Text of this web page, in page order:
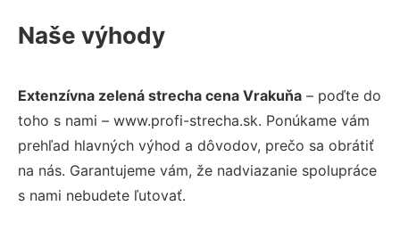
Naše výhody
Extenzívna zelená strecha cena Vrakuňa – poďte do
toho s nami – www.profi-strecha.sk. Ponúkame vám
prehľad hlavných výhod a dôvodov, prečo sa obrátiť
na nás. Garantujeme vám, že nadviazanie spolupráce
s nami nebudete ľutovať.